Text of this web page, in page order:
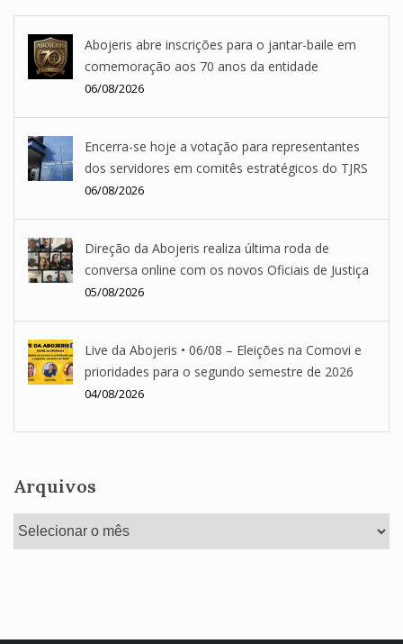
Abojeris abre inscrições para o jantar-baile em
comemoração aos 70 anos da entidade
06/08/2026
Encerra-se hoje a votação para representantes
dos servidores em comitês estratégicos do TJRS
06/08/2026
Direção da Abojeris realiza última roda de
conversa online com os novos Oficiais de Justiça
05/08/2026
Live da Abojeris • 06/08 – Eleições na Comovi e
prioridades para o segundo semestre de 2026
04/08/2026
Arquivos
Arquivos